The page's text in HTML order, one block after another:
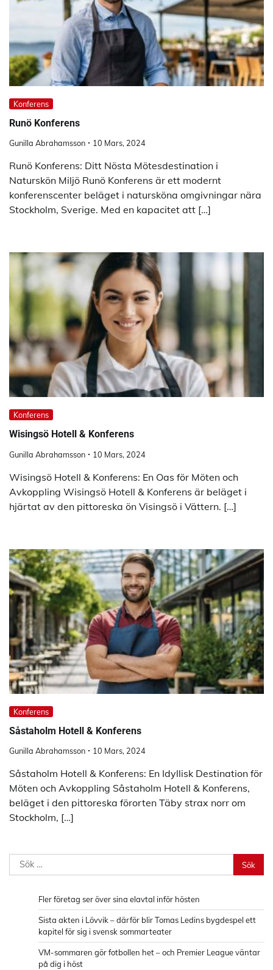
Konferens
Runö Konferens
Gunilla Abrahamsson 10 Mars, 2024
Runö Konferens: Ditt Nösta Mötesdestination i
Naturskön Miljö Runö Konferens är ett modernt
konferenscenter beläget i natursköna omgivningar nära
Stockholm, Sverige. Med en kapacitet att […]
Konferens
Wisingsö Hotell & Konferens
Gunilla Abrahamsson 10 Mars, 2024
Wisingsö Hotell & Konferens: En Oas för Möten och
Avkoppling Wisingsö Hotell & Konferens är beläget i
hjärtat av den pittoreska ön Visingsö i Vättern. […]
Konferens
Såstaholm Hotell & Konferens
Gunilla Abrahamsson 10 Mars, 2024
Såstaholm Hotell & Konferens: En Idyllisk Destination för
Möten och Avkoppling Såstaholm Hotell & Konferens,
beläget i den pittoreska förorten Täby strax norr om
Stockholm, […]
Sök
efter:
Fler företag ser över sina elavtal inför hösten
Sista akten i Lövvik – därför blir Tomas Ledins bygdespel ett
kapitel för sig i svensk sommarteater
VM-sommaren gör fotbollen het – och Premier League väntar
på dig i höst